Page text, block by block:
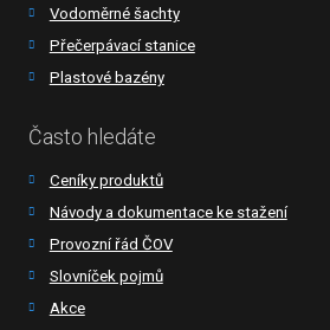
Vodoměrné šachty
Přečerpávací stanice
Plastové bazény
Často hledáte
Ceníky produktů
Návody a dokumentace ke stažení
Provozní řád ČOV
Slovníček pojmů
Akce